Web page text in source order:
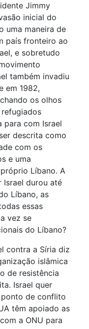
Jimmy
inicial do
uma maneira de
país fronteiro ao
e sobretudo
também invadiu
em 1982,
os olhos
para com Israel
descrita como
com os
e uma
Líbano. A
durou até
Líbano, as
essas
vez se
do Líbano?
contra a Síria diz
islâmica
de resistência
Israel quer
de conflito
têm apoiado as
a ONU para